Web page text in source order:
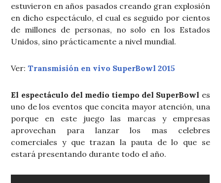
estuvieron en años pasados creando gran explosión
en dicho espectáculo, el cual es seguido por cientos
de millones de personas, no solo en los Estados
Unidos, sino prácticamente a nivel mundial.
Ver: Transmisión en vivo SuperBowl 2015
El espectáculo del medio tiempo del SuperBowl es
uno de los eventos que concita mayor atención, una
porque en este juego las marcas y empresas
aprovechan para lanzar los mas celebres
comerciales y que trazan la pauta de lo que se
estará presentando durante todo el año.